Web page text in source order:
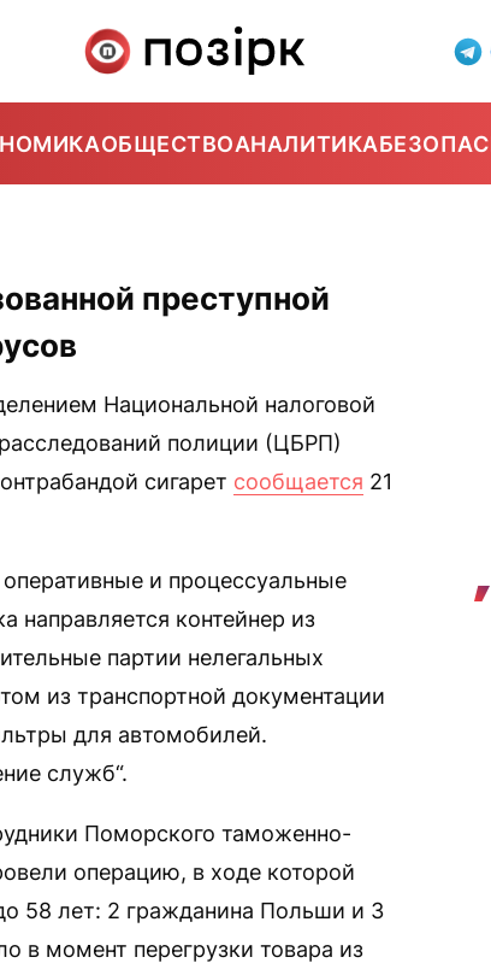
ОБЩЕСТВОАНАЛИТИКА
преступной
Национальной налоговой
полиции (ЦБРП)
сигарет сообщается 21
и процессуальные
направляется контейнер из
партии нелегальных
из транспортной документации
для автомобилей.
служб“.
Поморского таможенно-
операцию, в ходе которой
58 лет: 2 гражданина Польши и 3
в момент перегрузки товара из